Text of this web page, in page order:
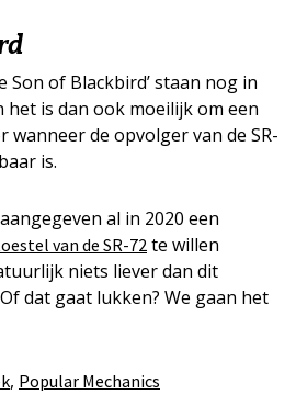
Son of Blackbird’ staan nog in
het is dan ook moeilijk om een
wanneer de opvolger van de SR-
is.
al in 2020 een
van de SR-72 te willen
niets liever dan dit
dat gaat lukken? We gaan het
, Popular Mechanics